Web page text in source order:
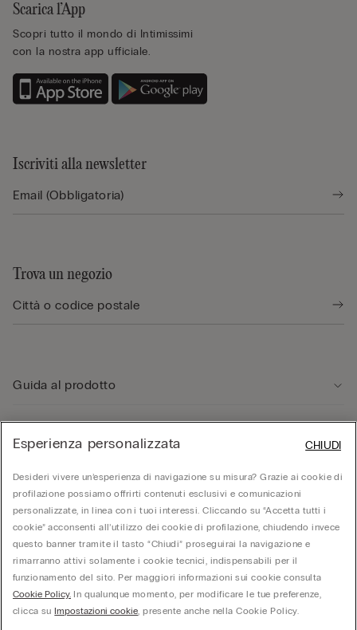
Scarica l’App
Scopri tutto il mondo di Intimissimi
con la nostra app ufficiale.
Iscriviti alla newsletter
Trova un negozio
Guida al prodotto
Area Legale
Corporate
© Calzedonia S.p.A | P.iva 02253210237 | Sede Legale: Malcesine (VR), Via Portici
Umberto Primo n. 5/3 | Cod. Fisc. e n.iscr. al Reg. Imprese di Verona: 01037050422 |
REA: VR – 205310 | Capitale sociale: Euro 212.000.000,00 | Società soggetta a
Esperienza personalizzata
Desideri vivere un’esperienza di navigazione su misura? Grazie ai cookie di
profilazione possiamo offrirti contenuti esclusivi e comunicazioni
personalizzate, in linea con i tuoi interessi. Cliccando su “Accetta tutti i
cookie” acconsenti all’utilizzo dei cookie di profilazione, chiudendo invece
questo banner tramite il tasto “Chiudi” proseguirai la navigazione e
rimarranno attivi solamente i cookie tecnici, indispensabili per il
funzionamento del sito. Per maggiori informazioni sui cookie consulta
Cookie Policy. In qualunque momento, per modificare le tue preferenze,
clicca suImpostazioni cookie, presente anche nella Cookie Policy.
CHIUDI